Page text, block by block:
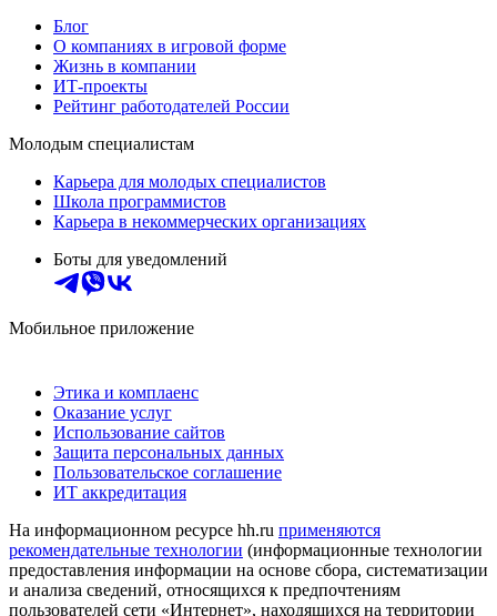
Блог
О компаниях в игровой форме
Жизнь в компании
ИТ-проекты
Рейтинг работодателей России
Молодым специалистам
Карьера для молодых специалистов
Школа программистов
Карьера в некоммерческих организациях
Боты для уведомлений
Мобильное приложение
Этика и комплаенс
Оказание услуг
Использование сайтов
Защита персональных данных
Пользовательское соглашение
ИТ аккредитация
На информационном ресурсе hh.ru применяются
рекомендательные технологии (информационные технологии
предоставления информации на основе сбора, систематизации
и анализа сведений, относящихся к предпочтениям
пользователей сети «Интернет», находящихся на территории